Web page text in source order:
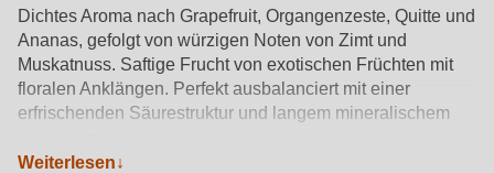
Dichtes Aroma nach Grapefruit, Organgenzeste, Quitte und
Ananas, gefolgt von würzigen Noten von Zimt und
Muskatnuss. Saftige Frucht von exotischen Früchten mit
floralen Anklängen. Perfekt ausbalanciert mit einer
erfrischenden Säurestruktur und langem mineralischem
Weiterlesen